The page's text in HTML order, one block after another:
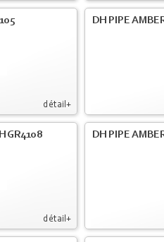
détail+
DH PIPE
détail+
GR4108 DH PIPE